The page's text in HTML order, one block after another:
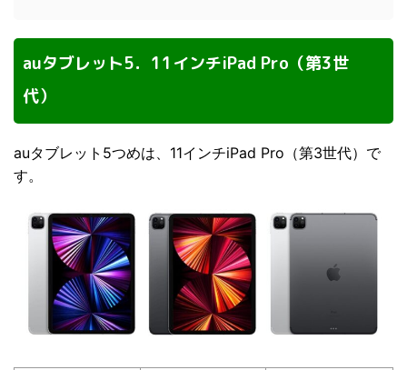
auタブレット5．11インチiPad Pro（第3世
代）
auタブレット5つめは、11インチiPad Pro（第3世代）で
す。